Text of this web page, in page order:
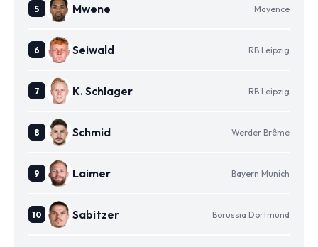
Mwene Mayence
Seiwald RB Leipzig
K. Schlager RB Leipzig
Schmid Werder Brême
Laimer Bayern Munich
Sabitzer Borussia Dortmund